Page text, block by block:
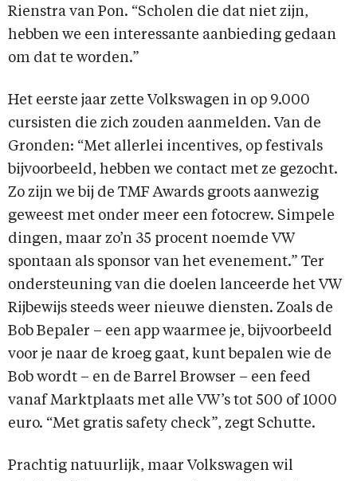
Rienstra van Pon. “Scholen die dat niet zijn,
hebben we een interessante aanbieding gedaan
om dat te worden.”
Het eerste jaar zette Volkswagen in op 9.000
cursisten die zich zouden aanmelden. Van de
Gronden: “Met allerlei incentives, op festivals
bijvoorbeeld, hebben we contact met ze gezocht.
Zo zijn we bij de TMF Awards groots aanwezig
geweest met onder meer een fotocrew. Simpele
dingen, maar zo’n 35 procent noemde VW
spontaan als sponsor van het evenement.” Ter
ondersteuning van die doelen lanceerde het VW
Rijbewijs steeds weer nieuwe diensten. Zoals de
Bob Bepaler – een app waarmee je, bijvoorbeeld
voor je naar de kroeg gaat, kunt bepalen wie de
Bob wordt – en de Barrel Browser – een feed
vanaf Marktplaats met alle VW’s tot 500 of 1000
euro. “Met gratis safety check”, zegt Schutte.
Prachtig natuurlijk, maar Volkswagen wil